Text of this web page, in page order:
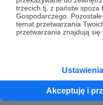
trzecich tj. z państw spoza
Gospodarczego.
temat przetwarzania
przetwarzania znajdują się
Akceptuję i
ludzkiego umysłu,